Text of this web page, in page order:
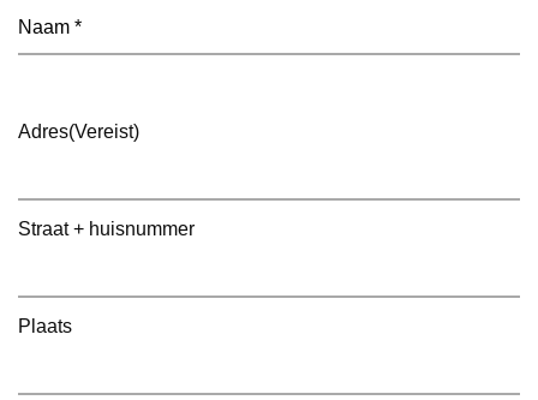
Adres(Vereist)
Straat + huisnummer
Plaats